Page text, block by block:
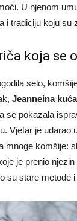
U njenom
i tradiciju koju su
koja se
selo,
Jeanneina
se pokazala
Vjetar je
mnoge komšije:
je prenio
su stare metode